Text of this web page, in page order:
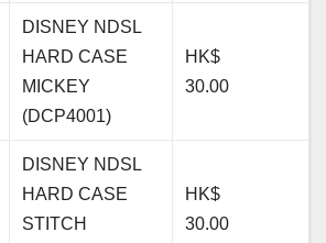
DISNEY NDSL
HARD CASE
MICKEY
(DCP4001)
HK$
30.00
DISNEY NDSL
HARD CASE
STITCH
HK$
30.00